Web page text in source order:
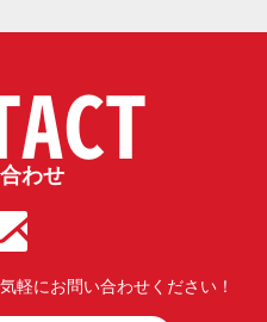
わせ
軽にお問い合わせください！